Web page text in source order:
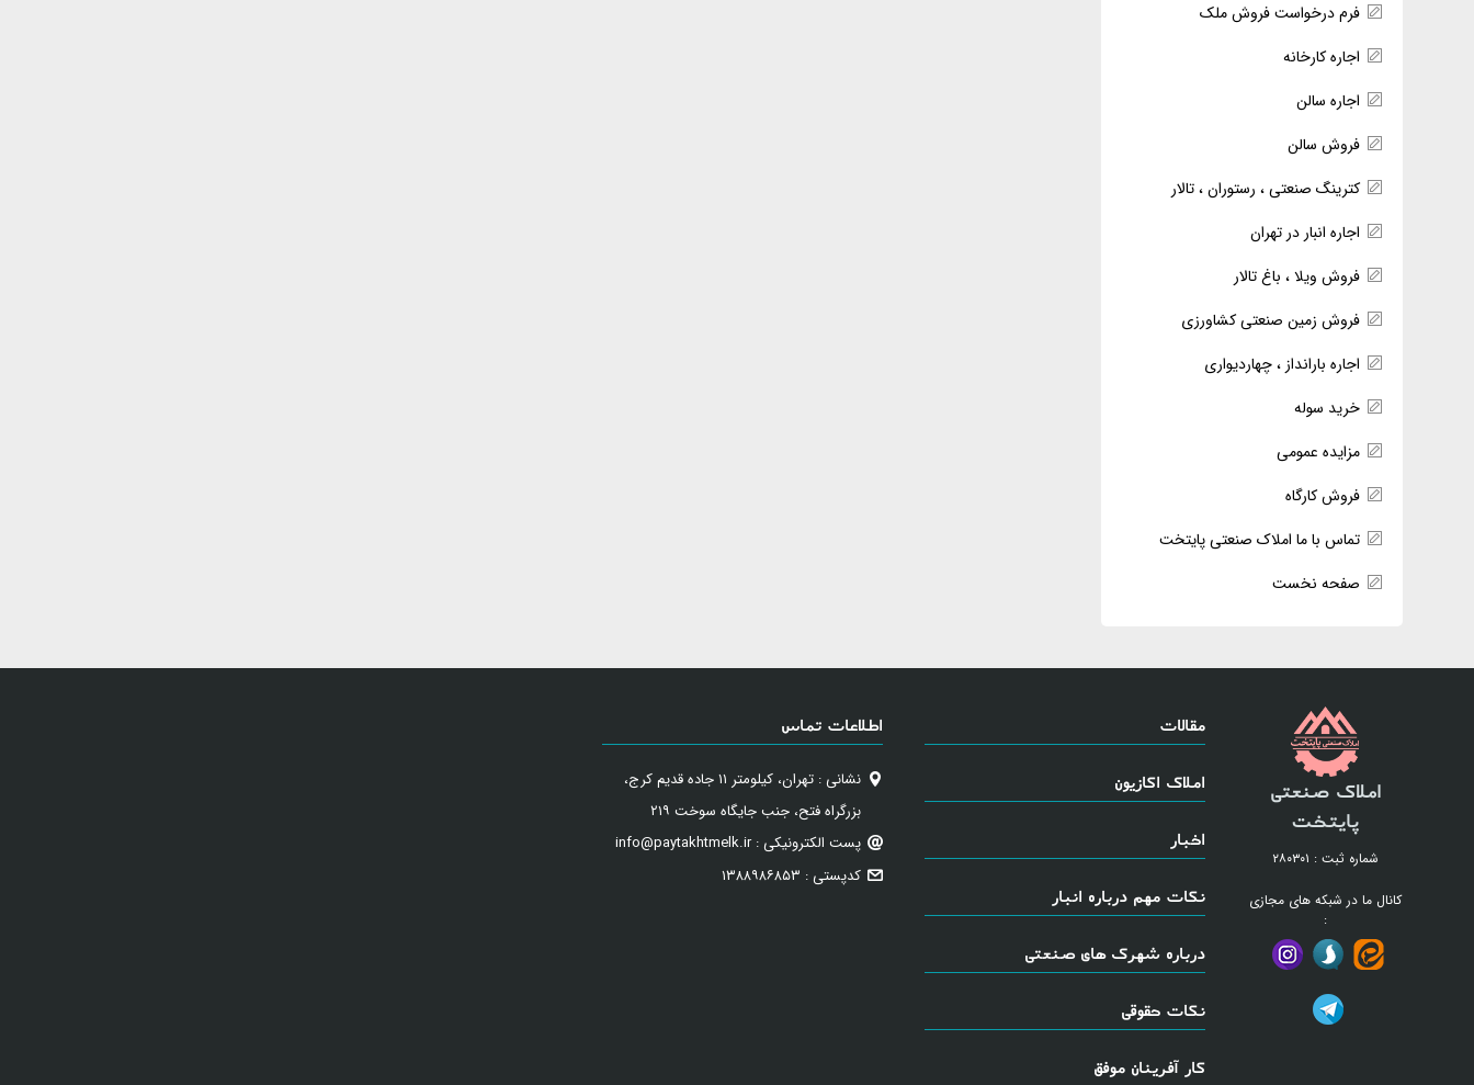
فرم درخواست فروش ملک
اجاره کارخانه
اجاره سالن
فروش سالن
کترینگ صنعتی ، رستوران ، تالار
اجاره انبار در تهران
فروش ویلا ، باغ تالار
فروش زمین صنعتی کشاورزی
اجاره بارانداز ، چهاردیواری
خرید سوله
مزایده عمومی
فروش کارگاه
تماس با ما املاک صنعتی پایتخت
صفحه نخست
املاک صنعتی
پایتخت
شماره ثبت : ۲۸۰۳۰۱
کانال ما در شبکه های مجازی
:
مقالات
املاک اکازیون
اخبار
نکات مهم درباره انبار
درباره شهرک های صنعتی
نکات حقوقی
کار آفرینان موفق
اطلاعات تماس
نشانی : تهران، کیلومتر ۱۱ جاده قدیم کرج،
بزرگراه فتح، جنب جایگاه سوخت ۲۱۹
پست الکترونیکی : info@paytakhtmelk.ir
کدپستی : ۱۳۸۸۹۸۶۸۵۳